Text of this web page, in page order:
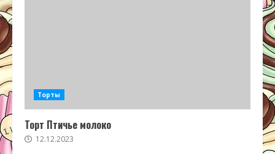
Торты
Торт Птичье молоко
12.12.2023